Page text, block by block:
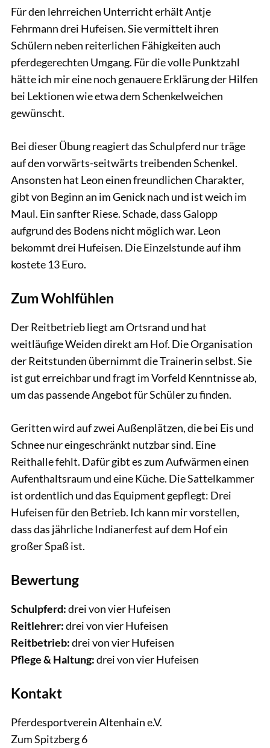
Für den lehrreichen Unterricht erhält Antje
Fehrmann drei Hufeisen. Sie vermittelt ihren
Schülern neben reiterlichen Fähigkeiten auch
pferdegerechten Umgang. Für die volle Punktzahl
hätte ich mir eine noch genauere Erklärung der Hilfen
bei Lektionen wie etwa dem Schenkelweichen
gewünscht.
Bei dieser Übung reagiert das Schulpferd nur träge
auf den vorwärts-seitwärts treibenden Schenkel.
Ansonsten hat Leon einen freundlichen Charakter,
gibt von Beginn an im Genick nach und ist weich im
Maul. Ein sanfter Riese. Schade, dass Galopp
aufgrund des Bodens nicht möglich war. Leon
bekommt drei Hufeisen. Die Einzelstunde auf ihm
kostete 13 Euro.
Zum Wohlfühlen
Der Reitbetrieb liegt am Ortsrand und hat
weitläufige Weiden direkt am Hof. Die Organisation
der Reitstunden übernimmt die Trainerin selbst. Sie
ist gut erreichbar und fragt im Vorfeld Kenntnisse ab,
um das passende Angebot für Schüler zu finden.
Geritten wird auf zwei Außenplätzen, die bei Eis und
Schnee nur eingeschränkt nutzbar sind. Eine
Reithalle fehlt. Dafür gibt es zum Aufwärmen einen
Aufenthaltsraum und eine Küche. Die Sattelkammer
ist ordentlich und das Equipment gepflegt: Drei
Hufeisen für den Betrieb. Ich kann mir vorstellen,
dass das jährliche Indianerfest auf dem Hof ein
großer Spaß ist.
Bewertung
Schulpferd:drei von vier Hufeisen
Reitlehrer:drei von vier Hufeisen
Reitbetrieb:drei von vier Hufeisen
Pflege & Haltung:drei von vier Hufeisen
Kontakt
Pferdesportverein Altenhain e.V.
Zum Spitzberg 6